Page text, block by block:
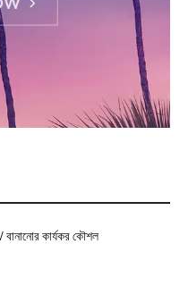
বানানোর কার্যকর কৌশল